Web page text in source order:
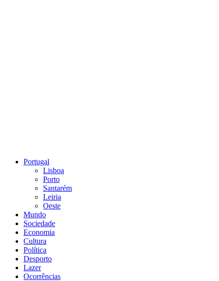
Portugal
Lisboa
Porto
Santarém
Leiria
Oeste
Mundo
Sociedade
Economia
Cultura
Política
Desporto
Lazer
Ocorrências